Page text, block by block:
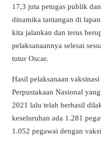
17,3 juta petugas publik
dinamika tantangan di
kita jalankan dan terus
pelaksanaannya selesai
tutur Oscar.
Hasil pelaksanaan
Perpustakaan Nasional
2021 lalu telah berhasil
keseluruhan ada 1.281
1.052 pegawai dengan